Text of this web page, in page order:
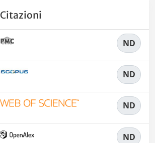
Citazioni
ND
ND
ND
ND